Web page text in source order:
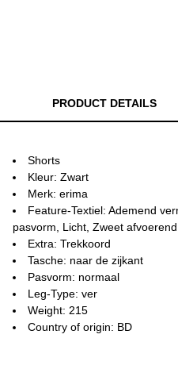
PRODUCT DETAILS
Shorts
Kleur: Zwart
Merk: erima
Feature-Textiel: Ademend
pasvorm, Licht, Zweet afvoerend
Extra: Trekkoord
Tasche: naar de zijkant
Pasvorm: normaal
Leg-Type: ver
Weight: 215
Country of origin: BD